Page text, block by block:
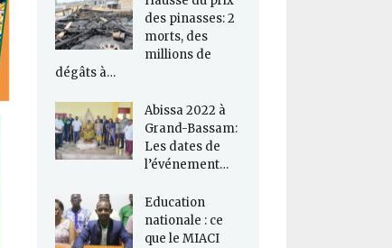
des pinasses: 2
morts, des
millions de
dégâts à…
Abissa 2022 à
Grand-Bassam:
Les dates de
l’événement…
Education
nationale : ce
que le MIACI